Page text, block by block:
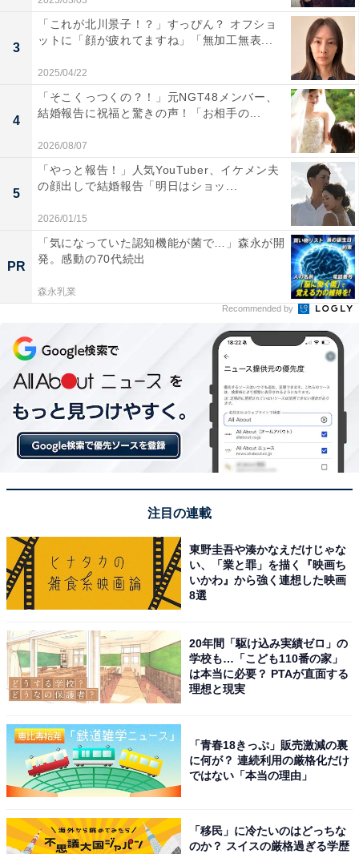
3
「これが北川景子！？」すっぴん？ オフショ
ットに「顔が疲れてますね」「無加工無表...
2025/04/22
4
「そこくっつくの？！」元NGT48メンバー、
結婚報告に祝福と驚きの声！「お相手の...
2026/08/07
5
「やっと報告！」人気YouTuber、イケメン夫
の顔出しで結婚報告「明日はショッ...
2026/01/15
PR
「気になっていた認知機能が菌で…」森永が開
発。感動の70代続出
森永乳業
Recommended by
注目の連載
東野圭吾や湊かなえだけじゃな
い、「業と罪」を描く『映画ち
いかわ』から強く連想した映画
8選
20年間「駆け込み実績ゼロ」の
学校も…「こども110番の家」
は本当に必要？ PTAが直面する
理想と現実
「青春18きっぷ」販売激減の裏
に何が？ 連続利用の厳格化だけ
ではない「本当の理由」
「移民」に冷たいのはどっちな
のか？ スイスの厳格過ぎる学歴